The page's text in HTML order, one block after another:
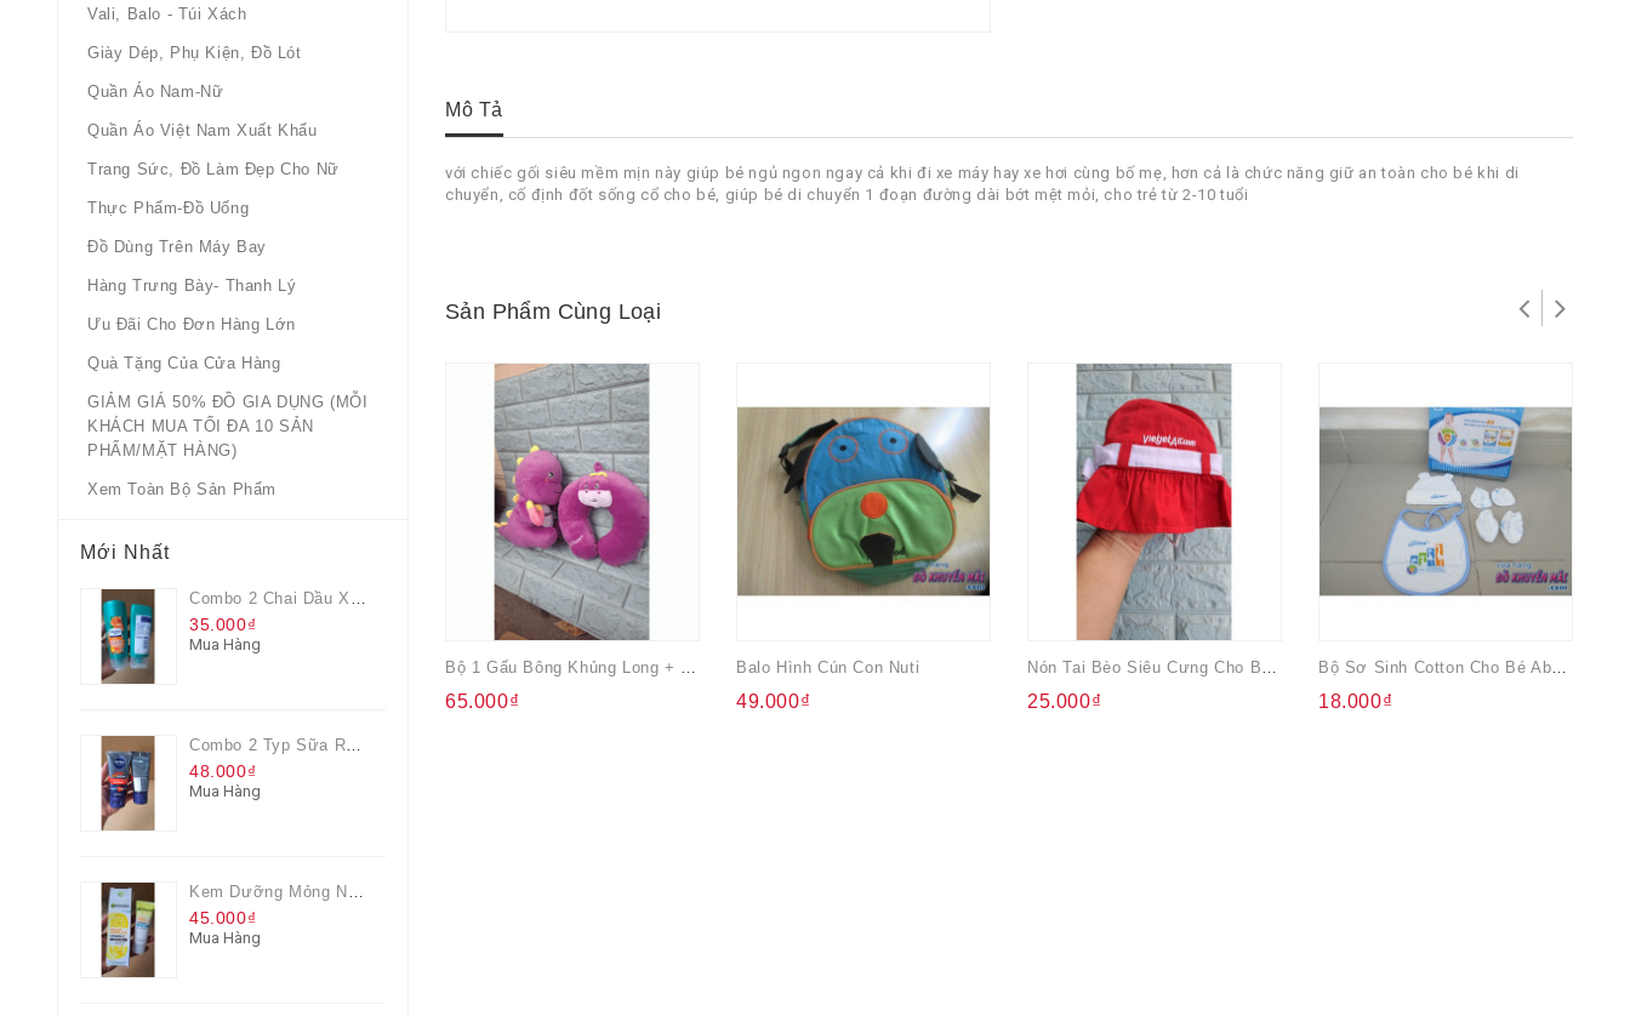
Vali, Balo - Túi Xách
Giày Dép, Phụ Kiện, Đồ Lót
Quần Áo Nam-Nữ
Quần Áo Việt Nam Xuất Khẩu
Trang Sức, Đồ Làm Đẹp Cho Nữ
Thực Phẩm-Đồ Uống
Đồ Dùng Trên Máy Bay
Hàng Trưng Bày- Thanh Lý
Ưu Đãi Cho Đơn Hàng Lớn
Quà Tặng Của Cửa Hàng
GIẢM GIÁ 50% ĐỒ GIA DỤNG (MỖI
KHÁCH MUA TỐI ĐA 10 SẢN
PHẨM/MẶT HÀNG)
Xem Toàn Bộ Sản Phẩm
Mới Nhất
Combo 2 Chai Dầu Xả Rejoice 3IN1 Siêu Mềm Mượt Chai 60ML
35.000₫
Mua Hàng
Combo 2 Typ Sữa Rửa Mặt Nivea Men Giúp Giảm Mụn, Giảm Hư Tổn Da
48.000₫
Mua Hàng
Kem Dưỡng Mỏng Nhẹ Cấp Ẩm & Sáng Da Vitamin C 20ml
45.000₫
Mua Hàng
Mô Tả
với chiếc gối siêu mềm mịn này giúp bé ngủ ngon ngay cả khi đi xe máy hay xe hơi cùng bố mẹ, hơn cả là chức năng giữ an toàn cho bé khi di
chuyển, cố định đốt sống cổ cho bé, giúp bé di chuyển 1 đoạn đường dài bớt mệt mỏi, cho trẻ từ 2-10 tuổi
Sản Phẩm Cùng Loại
65.000₫
Balo Hình Cún Con Nuti
49.000₫ 25.000₫ 18.000₫